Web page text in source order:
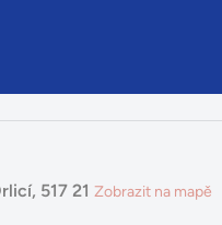
517 21 Zobrazit na mapě